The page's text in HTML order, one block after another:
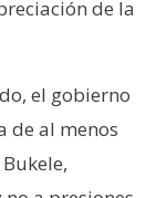
de la
el gobierno
de al menos